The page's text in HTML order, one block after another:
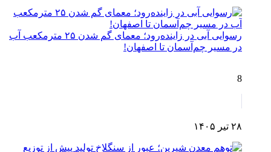
رسوایی آبی در زاینده‌رود؛ معمای گم شدن ۲۵ مترمکعب آب
در مسیر چم‌آسمان تا اصفهان!
8
۲۸ تیر ۱۴۰۵